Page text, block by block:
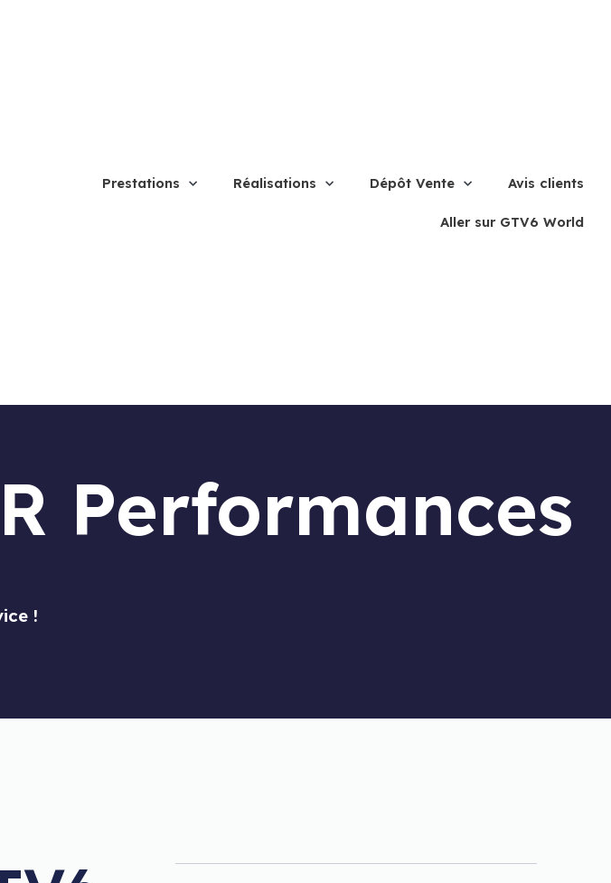
Prestations Réalisations Dépôt Vente Avis clients
Aller sur GTV6 World
Performances
!